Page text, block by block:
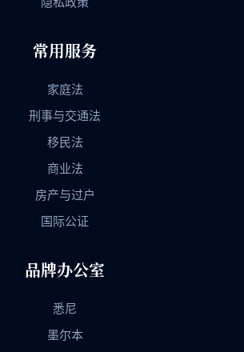
常用服务
家庭法
刑事与交通法
移民法
商业法
房产与过户
国际公证
品牌办公室
悉尼
墨尔本